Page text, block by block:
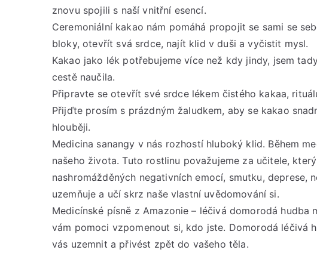
a
písně
***
3.
2025
znovu spojili s naší vnitřní esencí.
Ceremoniální kakao nám pomáhá propojit se sami se
bloky, otevřít svá srdce, najít klid v duši a vyčistit mysl.
Kakao jako lék potřebujeme více než kdy jindy, jsem
cestě naučila.
Připravte se otevřít své srdce lékem čistého kakaa,
Přijďte prosím s prázdným žaludkem, aby se kakao
hlouběji.
Medicina sanangy v nás rozhostí hluboký klid. Během
našeho života. Tuto rostlinu považujeme za učitele,
nashromážděných negativních emocí, smutku, deprese,
uzemňuje a učí skrz naše vlastní uvědomování si.
Medicínské písně z Amazonie – léčivá domorodá
vám pomoci vzpomenout si, kdo jste. Domorodá léčivá
vás uzemnit a přivést zpět do vašeho těla.